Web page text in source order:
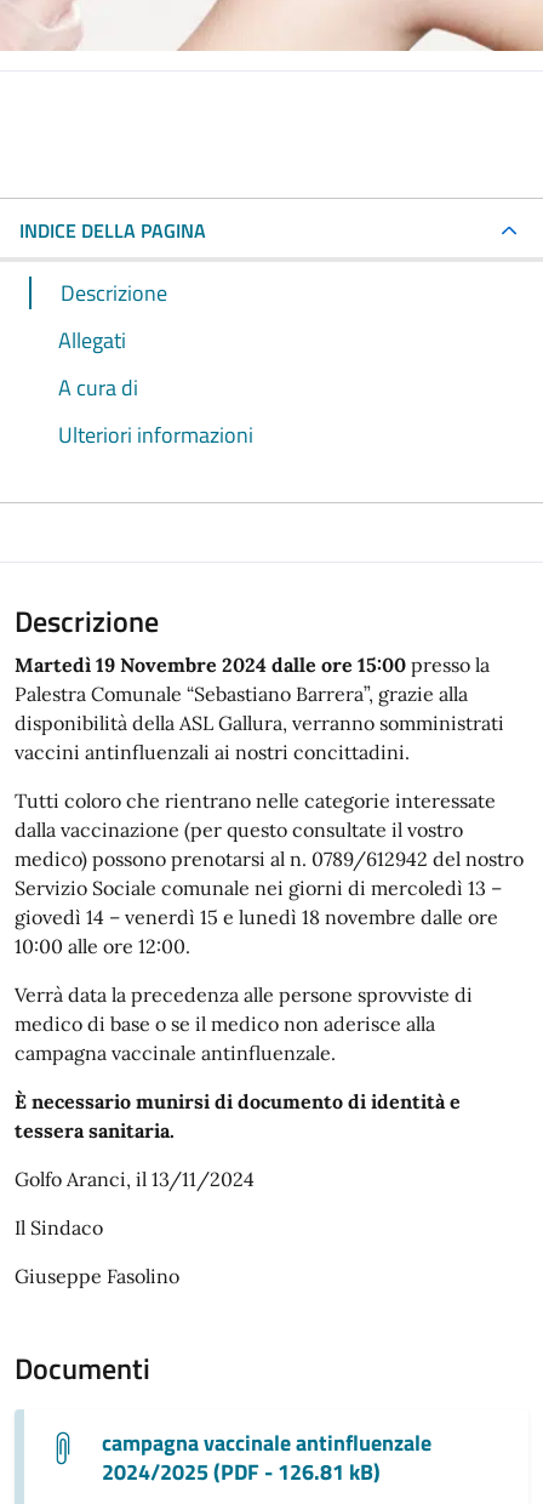
INDICE DELLA PAGINA
Descrizione
Allegati
A cura di
Ulteriori informazioni
Descrizione
Martedì 19 Novembre 2024 dalle ore 15:00 presso la
Palestra Comunale “Sebastiano Barrera”, grazie alla
disponibilità della ASL Gallura, verranno somministrati
vaccini antinfluenzali ai nostri concittadini.
Tutti coloro che rientrano nelle categorie interessate
dalla vaccinazione (per questo consultate il vostro
medico) possono prenotarsi al n. 0789/612942 del nostro
Servizio Sociale comunale nei giorni di mercoledì 13 –
giovedì 14 – venerdì 15 e lunedì 18 novembre dalle ore
10:00 alle ore 12:00.
Verrà data la precedenza alle persone sprovviste di
medico di base o se il medico non aderisce alla
campagna vaccinale antinfluenzale.
È necessario munirsi di documento di identità e
tessera sanitaria.
Golfo Aranci, il 13/11/2024
Il Sindaco
Giuseppe Fasolino
Documenti
campagna vaccinale antinfluenzale
2024/2025 (PDF - 126.81 kB)